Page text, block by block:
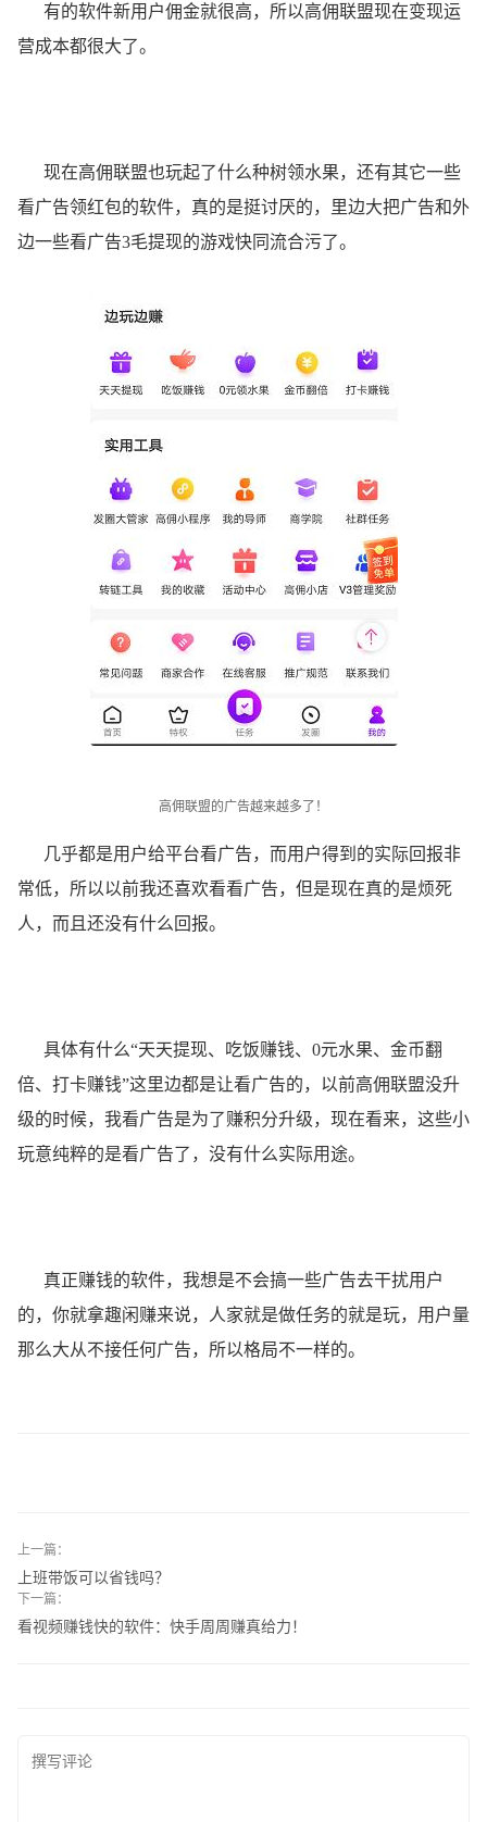
有的软件新用户佣金就很高，所以高佣联盟现在变现运
营成本都很大了。
现在高佣联盟也玩起了什么种树领水果，还有其它一些
看广告领红包的软件，真的是挺讨厌的，里边大把广告和外
边一些看广告3毛提现的游戏快同流合污了。
高佣联盟的广告越来越多了！
几乎都是用户给平台看广告，而用户得到的实际回报非
常低，所以以前我还喜欢看看广告，但是现在真的是烦死
人，而且还没有什么回报。
具体有什么“天天提现、吃饭赚钱、0元水果、金币翻
倍、打卡赚钱”这里边都是让看广告的，以前高佣联盟没升
级的时候，我看广告是为了赚积分升级，现在看来，这些小
玩意纯粹的是看广告了，没有什么实际用途。
真正赚钱的软件，我想是不会搞一些广告去干扰用户
的，你就拿趣闲赚来说，人家就是做任务的就是玩，用户量
那么大从不接任何广告，所以格局不一样的。
上一篇：
上班带饭可以省钱吗？
下一篇：
看视频赚钱快的软件：快手周周赚真给力！